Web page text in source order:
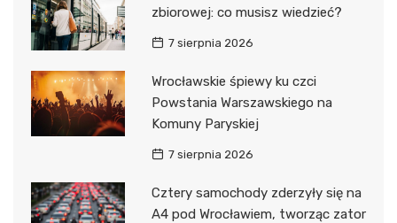
zbiorowej: co musisz wiedzieć?
7 sierpnia 2026
Wrocławskie śpiewy ku czci
Powstania Warszawskiego na
Komuny Paryskiej
7 sierpnia 2026
Cztery samochody zderzyły się na
A4 pod Wrocławiem, tworząc zator